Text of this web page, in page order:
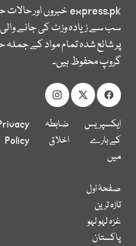
express.pkخبروں اور
سب سے زیادہ وزٹ کی جانے
پر شائع شدہ تمام مواد کے
گروپ محفوظ ہیں۔
ایکسپریس
کے بارے
میں
ضابطہ
اخلاق
Policy
صفحۂ اول
تازہ ترین
غزہ لہو لہو
پاکستان